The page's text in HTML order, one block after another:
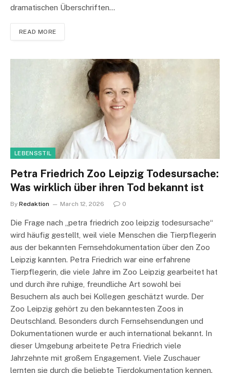
dramatischen Überschriften…
READ MORE
LEBENSSTIL
Petra Friedrich Zoo Leipzig Todesursache:
Was wirklich über ihren Tod bekannt ist
By Redaktion March 12, 2026 0
Die Frage nach „petra friedrich zoo leipzig todesursache“
wird häufig gestellt, weil viele Menschen die Tierpflegerin
aus der bekannten Fernsehdokumentation über den Zoo
Leipzig kannten. Petra Friedrich war eine erfahrene
Tierpflegerin, die viele Jahre im Zoo Leipzig gearbeitet hat
und durch ihre ruhige, freundliche Art sowohl bei
Besuchern als auch bei Kollegen geschätzt wurde. Der
Zoo Leipzig gehört zu den bekanntesten Zoos in
Deutschland. Besonders durch Fernsehsendungen und
Dokumentationen wurde er auch international bekannt. In
dieser Umgebung arbeitete Petra Friedrich viele
Jahrzehnte mit großem Engagement. Viele Zuschauer
lernten sie durch die beliebte Tierdokumentation kennen.